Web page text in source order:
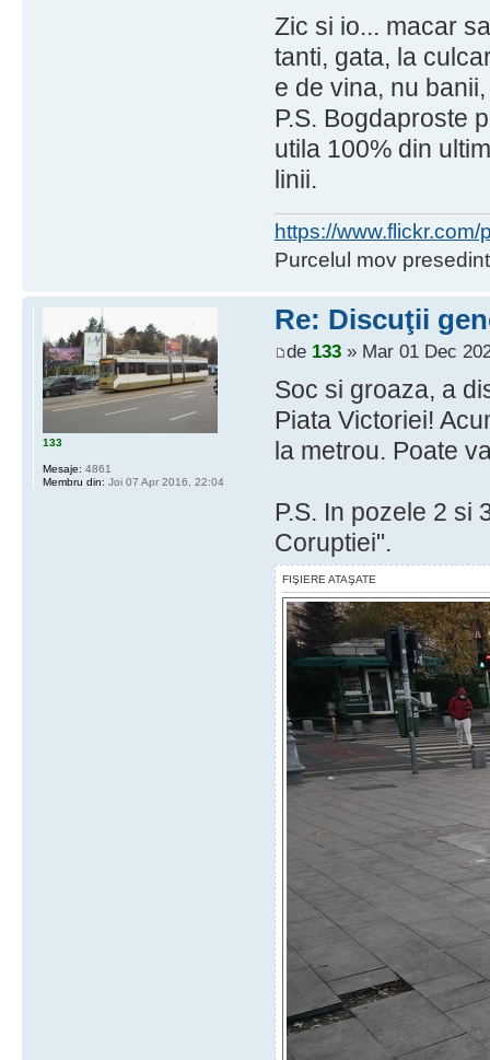
Zic si io... macar
tanti, gata, la
e de vina, nu
P.S. Bogdaproste
utila 100% din
linii.
https://
Purcelul mov
Re: Discuţii
de 133» Mar 01 Dec
Soc si groaza, a
Piata Victoriei!
la metrou. Poate
P.S. In pozele 2 si
Coruptiei".
FIŞIERE ATAŞATE
133
Mesaje: 4861
Membru din: Joi 07 Apr 2016, 22:04